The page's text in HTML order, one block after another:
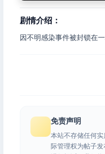
剧情介绍：
因不明感染事件被封锁在
免责声明
本站不存储任何
际管理权为帖子